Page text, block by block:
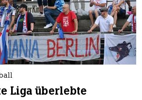
Liga überlebte